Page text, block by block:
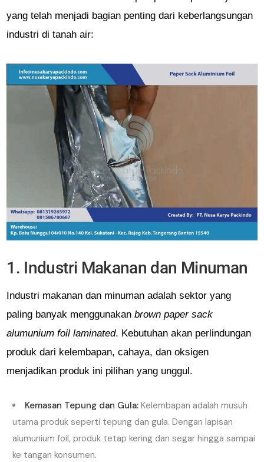
yang telah menjadi bagian penting dari keberlangsungan
industri di tanah air:
1. Industri Makanan dan Minuman
Industri makanan dan minuman adalah sektor yang
paling banyak menggunakanbrown paper sack
alumunium foil laminated. Kebutuhan akan perlindungan
produk dari kelembapan, cahaya, dan oksigen
menjadikan produk ini pilihan yang unggul.
Kemasan Tepung dan Gula: Kelembapan adalah musuh
utama produk seperti tepung dan gula. Dengan lapisan
alumunium foil, produk tetap kering dan segar hingga sampai
ke tangan konsumen.